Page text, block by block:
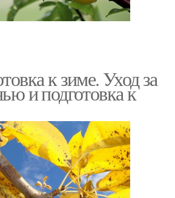
к зиме. Уход за
и подготовка к